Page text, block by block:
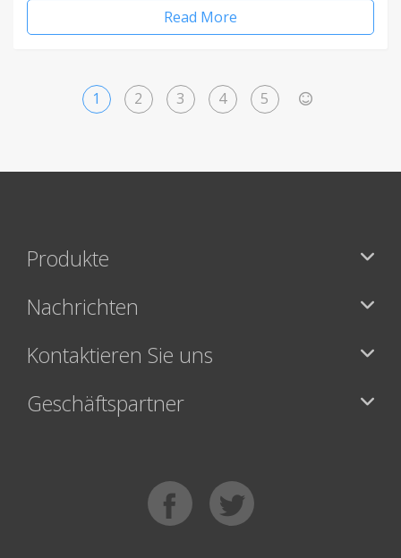
Read More
1 2 3 4 5
Produkte
Nachrichten
Kontaktieren Sie uns
Geschäftspartner